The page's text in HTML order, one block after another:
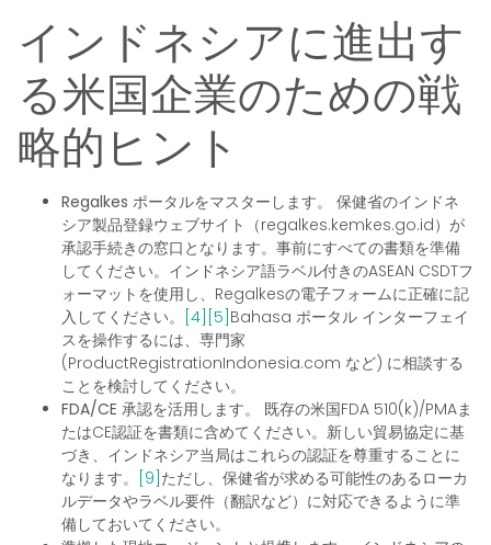
インドネシアに進出す
る米国企業のための戦
略的ヒント
Regalkes ポータルをマスターします。
保健省のインドネ
シア製品登録ウェブサイト（regalkes.kemkes.go.id）が
承認手続きの窓口となります。事前にすべての書類を準備
してください。インドネシア語ラベル付きのASEAN CSDTフ
ォーマットを使用し、Regalkesの電子フォームに正確に記
入してください。
[4] [5] Bahasa ポータル インターフェイ
スを操作するには、専門家
(ProductRegistrationIndonesia.com など) に相談する
ことを検討してください。
FDA/CE 承認を活用します。
既存の米国FDA 510(k)/PMAま
たはCE認証を書類に含めてください。新しい貿易協定に基
づき、インドネシア当局はこれらの認証を尊重することに
なります。
[9] ただし、保健省が求める可能性のあるローカ
ルデータやラベル要件（翻訳など）に対応できるように準
備しておいてください。